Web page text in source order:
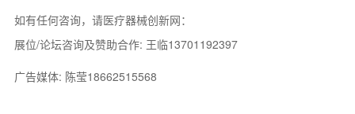
如有任何咨询，请医疗器械创新网：
展位/论坛咨询及赞助合作: 王临13701192397
广告媒体: 陈莹18662515568